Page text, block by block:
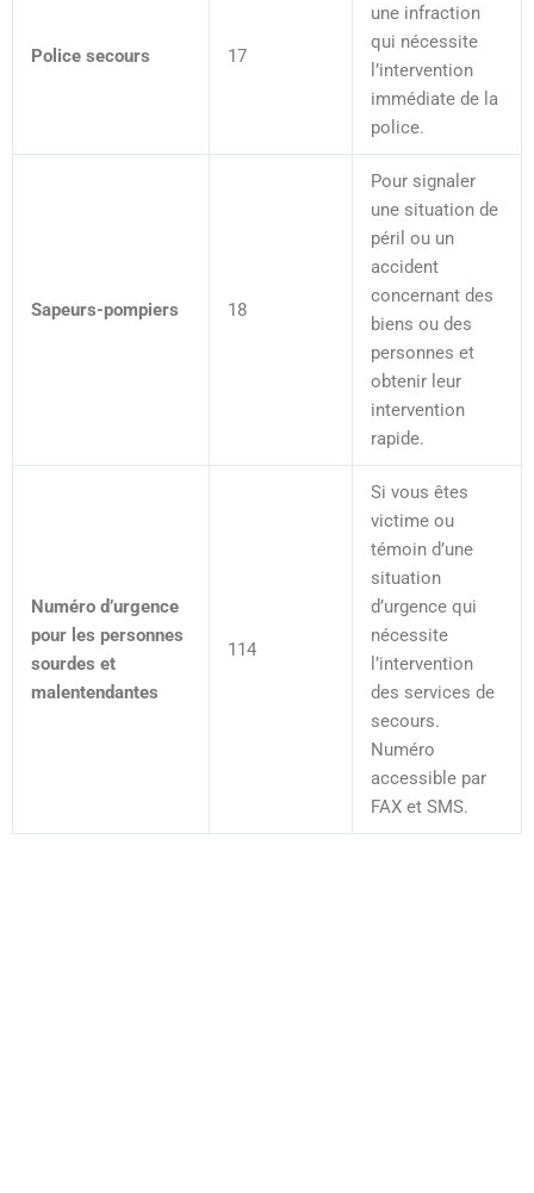
Police secours 17
une infraction
qui nécessite
l’intervention
immédiate de la
police.
Sapeurs-pompiers 18
Pour signaler
une situation de
péril ou un
accident
concernant des
biens ou des
personnes et
obtenir leur
intervention
rapide.
Numéro d’urgence
pour les personnes
sourdes et
malentendantes
114
Si vous êtes
victime ou
témoin d’une
situation
d’urgence qui
nécessite
l’intervention
des services de
secours.
Numéro
accessible par
FAX et SMS.